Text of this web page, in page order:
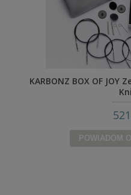
KARBONZ BOX OF
POWIADOM